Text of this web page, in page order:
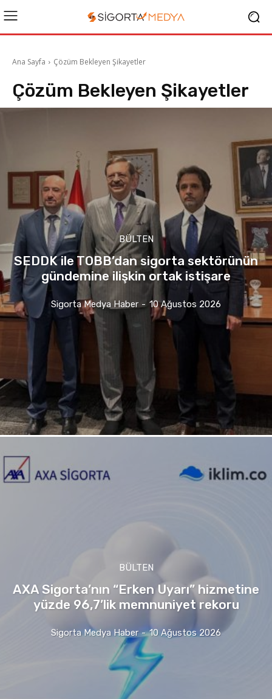
Ana Sayfa Çözüm Bekleyen Şikayetler
Çözüm Bekleyen Şikayetler
BÜLTEN
SEDDK ile TOBB’dan sigorta sektörünün
gündemine ilişkin ortak istişare
Sigorta Medya Haber - 10 Ağustos 2026
BÜLTEN
AXA Sigorta’nın “Erken Uyarı” hizmetine
yüzde 96,7’lik memnuniyet rekoru
Sigorta Medya Haber - 10 Ağustos 2026